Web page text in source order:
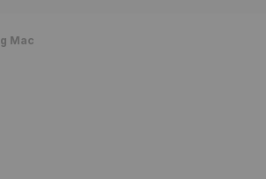
Mac